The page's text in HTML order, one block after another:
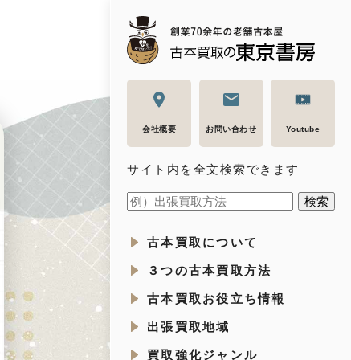
会社概要 お問い合わせ Youtube
サイト内を全文検索できます
古本買取について
３つの古本買取方法
古本買取お役立ち情報
出張買取地域
買取強化ジャンル